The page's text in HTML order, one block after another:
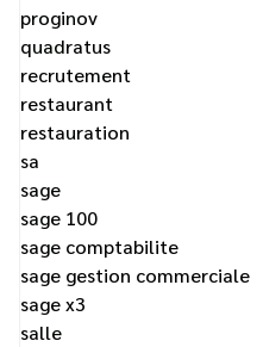
proginov
quadratus
recrutement
restaurant
restauration
sa
sage
sage 100
sage comptabilite
sage gestion commerciale
sage x3
salle